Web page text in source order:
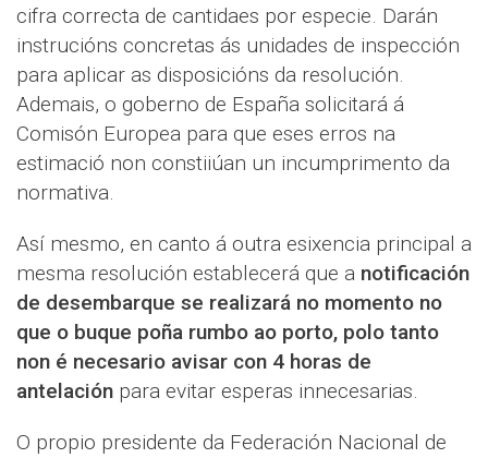
cifra correcta de cantidaes por especie. Darán
instrucións concretas ás unidades de inspección
para aplicar as disposicións da resolución.
Ademais, o goberno de España solicitará á
Comisón Europea para que eses erros na
estimació non constiiúan un incumprimento da
normativa.
Así mesmo, en canto á outra esixencia principal a
mesma resolución establecerá que a notificación
de desembarque se realizará no momento no
que o buque poña rumbo ao porto, polo tanto
non é necesario avisar con 4 horas de
antelación para evitar esperas innecesarias.
O propio presidente da Federación Nacional de